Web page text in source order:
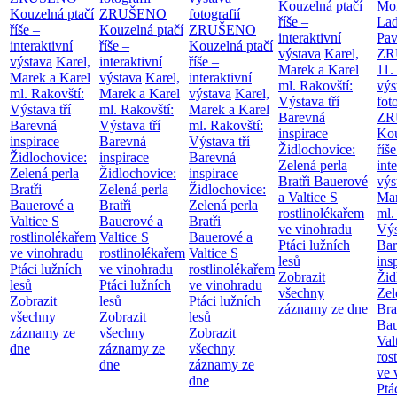
Kouzelná ptačí
říše –
interaktivní
výstava Karel,
Marek a Karel
ml. Rakovští:
Výstava tří
Barevná
inspirace
Židlochovice:
Zelená perla
Bratři
Bauerové a
Valtice S
rostlinolékařem
ve vinohradu
Ptáci lužních
lesů
Zobrazit
všechny
záznamy ze
dne
ZRUŠENO
Kouzelná ptačí
říše –
interaktivní
výstava Karel,
Marek a Karel
ml. Rakovští:
Výstava tří
Barevná
inspirace
Židlochovice:
Zelená perla
Bratři
Bauerové a
Valtice S
rostlinolékařem
ve vinohradu
Ptáci lužních
lesů
Zobrazit
všechny
záznamy ze
dne
fotografií
ZRUŠENO
Kouzelná ptačí
říše –
interaktivní
výstava Karel,
Marek a Karel
ml. Rakovští:
Výstava tří
Barevná
inspirace
Židlochovice:
Zelená perla
Bratři
Bauerové a
Valtice S
rostlinolékařem
ve vinohradu
Ptáci lužních
lesů
Zobrazit
všechny
záznamy ze
dne
Kouzelná ptačí
říše –
interaktivní
výstava Karel,
Marek a Karel
ml. Rakovští:
Výstava tří
Barevná
inspirace
Židlochovice:
Zelená perla
Bratři Bauerové
a Valtice S
rostlinolékařem
ve vinohradu
Ptáci lužních
lesů
Zobrazit
všechny
záznamy ze dne
ml.
ve